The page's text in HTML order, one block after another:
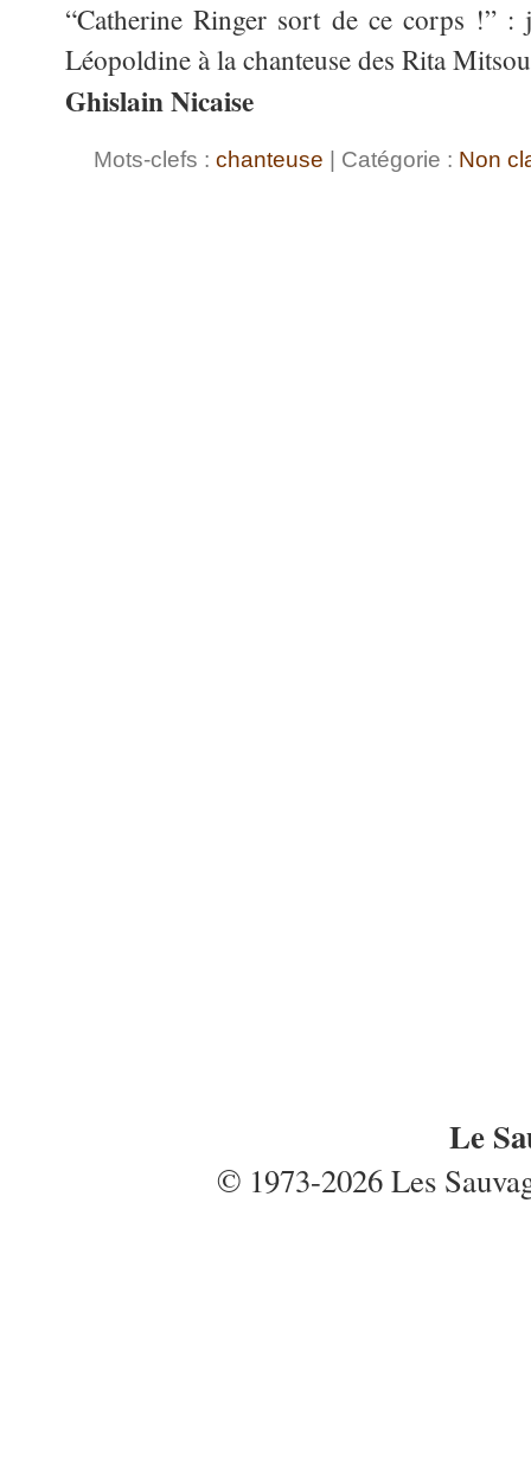
“Catherine Ringer sort de ce corps !” :
Léopoldine à la chanteuse des Rita
Ghislain Nicaise
Mots-clefs : chanteuse | Catégorie : Non
Le
© 1973-2026 Les